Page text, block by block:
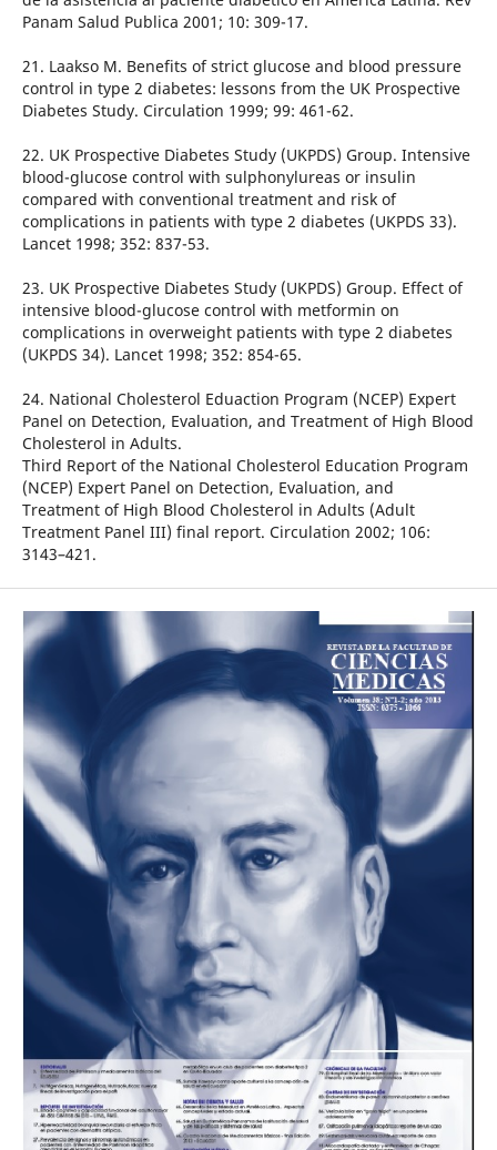
Panam Salud Publica 2001; 10: 309-17.
21. Laakso M. Benefits of strict glucose and blood pressure
control in type 2 diabetes: lessons from the UK Prospective
Diabetes Study. Circulation 1999; 99: 461-62.
22. UK Prospective Diabetes Study (UKPDS) Group. Intensive
blood-glucose control with sulphonylureas or insulin
compared with conventional treatment and risk of
complications in patients with type 2 diabetes (UKPDS 33).
Lancet 1998; 352: 837-53.
23. UK Prospective Diabetes Study (UKPDS) Group. Effect of
intensive blood-glucose control with metformin on
complications in overweight patients with type 2 diabetes
(UKPDS 34). Lancet 1998; 352: 854-65.
24. National Cholesterol Eduaction Program (NCEP) Expert
Panel on Detection, Evaluation, and Treatment of High Blood
Cholesterol in Adults.
Third Report of the National Cholesterol Education Program
(NCEP) Expert Panel on Detection, Evaluation, and
Treatment of High Blood Cholesterol in Adults (Adult
Treatment Panel III) final report. Circulation 2002; 106:
3143–421.